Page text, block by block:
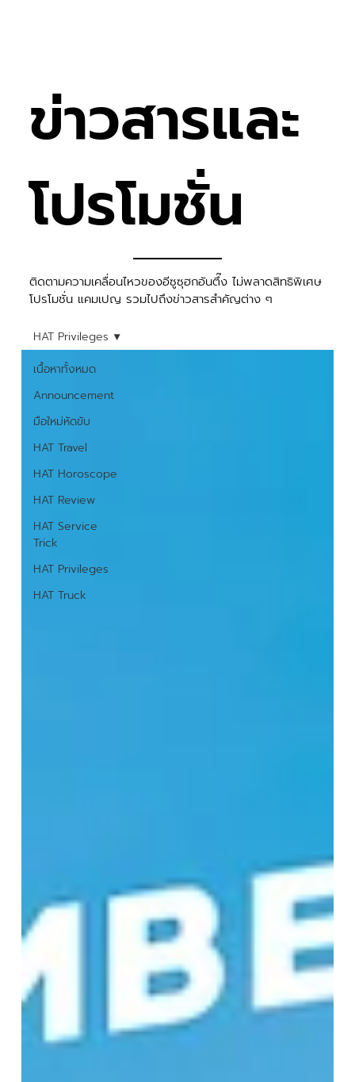
ข่าวสารและ
โปรโมชั่น
​ติดตามความเคลื่อนไหวของอีซูซุฮกอันตึ๊ง ไม่พลาดสิทธิพิเศษ
โปรโมชั่น แคมเปญ รวมไปถึงข่าวสารสำคัญต่าง ๆ
เนื้อหาทั้งหมด
Announcement
มือใหม่หัดขับ
HAT Travel
HAT Horoscope
HAT Review
HAT Service
Trick
HAT Privileges
HAT Truck
HAT Privileges